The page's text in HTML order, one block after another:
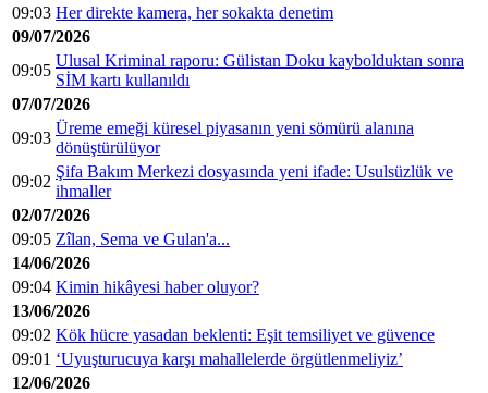
09:03 Her direkte kamera, her sokakta denetim
09/07/2026
09:05
Ulusal Kriminal raporu: Gülistan Doku kaybolduktan sonra
SİM kartı kullanıldı
07/07/2026
09:03
Üreme emeği küresel piyasanın yeni sömürü alanına
dönüştürülüyor
09:02
Şifa Bakım Merkezi dosyasında yeni ifade: Usulsüzlük ve
ihmaller
02/07/2026
09:05 Zîlan, Sema ve Gulan'a...
14/06/2026
09:04 Kimin hikâyesi haber oluyor?
13/06/2026
09:02 Kök hücre yasadan beklenti: Eşit temsiliyet ve güvence
09:01 ‘Uyuşturucuya karşı mahallelerde örgütlenmeliyiz’
12/06/2026